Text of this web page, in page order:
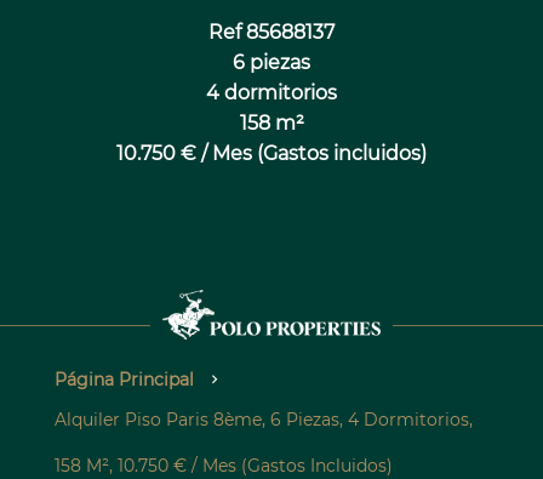
Ref 85688137
6 piezas
4 dormitorios
158 m²
10.750 € / Mes (Gastos incluidos)
Página Principal
Alquiler Piso Paris 8ème, 6 Piezas, 4 Dormitorios,
158 M², 10.750 € / Mes (Gastos Incluidos)